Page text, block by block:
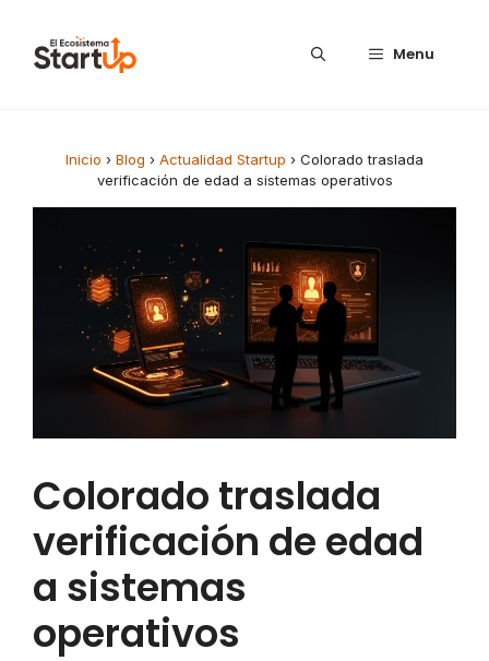
Menu
Inicio › Blog › Actualidad Startup › Colorado traslada
verificación de edad a sistemas operativos
Colorado traslada
verificación de edad
a sistemas
operativos